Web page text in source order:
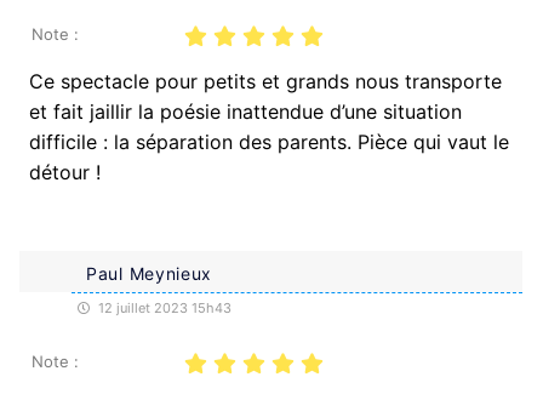
Note :
Ce spectacle pour petits et grands nous transporte
et fait jaillir la poésie inattendue d’une situation
difficile : la séparation des parents. Pièce qui vaut le
détour !
Paul Meynieux
12 juillet 2023 15h43
Note :